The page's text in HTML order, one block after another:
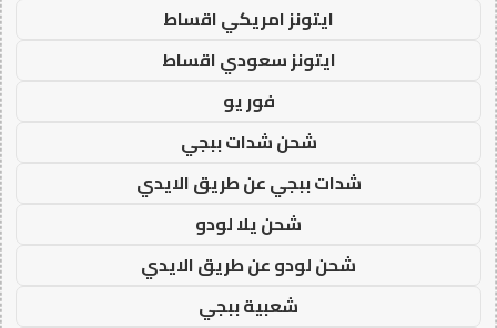
ايتونز امريكي اقساط
ايتونز سعودي اقساط
فور يو
شحن شدات ببجي
شدات ببجي عن طريق الايدي
شحن يلا لودو
شحن لودو عن طريق الايدي
شعبية ببجي